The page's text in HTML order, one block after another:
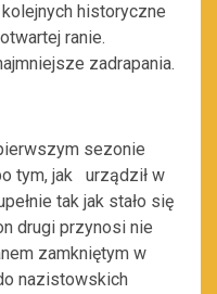
historyczne
ranie.
zadrapania.
sezonie
tym, jak urządził w
tak jak stało się
drugi przynosi nie
zamkniętym w
nazistowskich